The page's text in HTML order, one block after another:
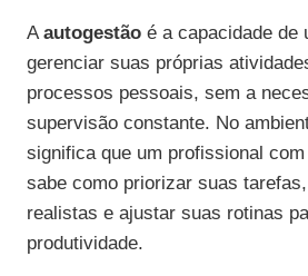
Aautogestão é a capacidade de
gerenciar suas próprias
processos pessoais, sem a
supervisão constante. No
significa que um profissional
sabe como priorizar suas
realistas e ajustar suas rotinas
produtividade.